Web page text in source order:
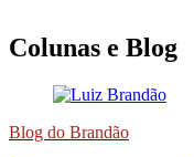
Colunas e Blog
Blog do Brandão